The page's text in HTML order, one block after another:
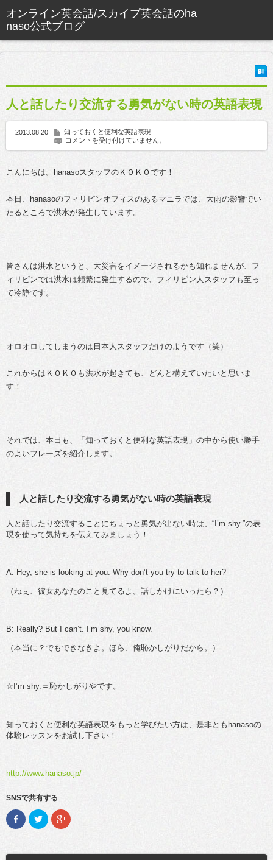
人と話したり交流する勇気がない時の英語表現
2013.08.20
知っておくと便利な英語表現
コメントを受け付けていません。
こんにちは。hanasoスタッフのＫＯＫＯです！
本日、hanasoのフィリピンオフィスのあるマニラでは、大雨の影響でい
たるところで洪水が発生しています。
皆さんは洪水というと、大災害をイメージされるかも知れませんが、フ
ィリピンでは洪水は頻繁に発生するので、フィリピン人スタッフも至っ
て冷静です。
オロオロしてしまうのは日本人スタッフだけのようです（笑）
これからはＫＯＫＯも洪水が起きても、どんと構えていたいと思いま
す！
それでは、本日も、「知っておくと便利な英語表現」の中から使い勝手
のよいフレーズを紹介します。
人と話したり交流する勇気がない時の英語表現
人と話したり交流することにちょっと勇気が出ない時は、“I’m shy.”の表
現を使って気持ちを伝えてみましょう！
A: Hey, she is looking at you. Why don’t you try to talk to her?
（ねぇ、彼女あなたのこと見てるよ。話しかけにいったら？）
B: Really? But I can’t. I’m shy, you know.
（本当に？でもできなきよ。ほら、俺恥かしがりだから。）
☆I’m shy.＝恥かしがりやです。
知っておくと便利な英語表現をもっと学びたい方は、是非ともhanasoの
体験レッスンをお試し下さい！
http://www.hanaso.jp/
SNSで共有する
F
a
o
ク
リ
て
ク
リ
て